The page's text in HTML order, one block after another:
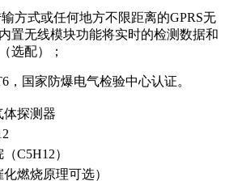
方式或任何地方不限距离的GPRS无
置无线模块功能将实时的检测数据和
选配）；
国家防爆电气检验中心认证。
体探测器
C5H12）
燃烧原理可选）